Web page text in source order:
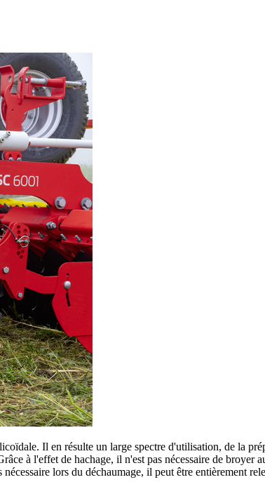
Il en résulte un large spectre d'utilisation, de la
à l'effet de hachage, il n'est pas nécessaire de broyer
lors du déchaumage, il peut être entièrement